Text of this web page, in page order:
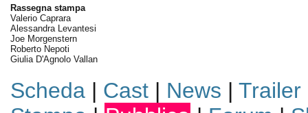
Rassegna stampa
Valerio Caprara
Alessandra Levantesi
Joe Morgenstern
Roberto Nepoti
Giulia D'Agnolo Vallan
Scheda| Cast| News | Trailer